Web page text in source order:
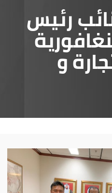
رئيس
و